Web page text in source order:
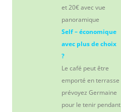
et 20€ avec vue
panoramique
Self –économique
avec plus de choix
?
Le café peut être
emporté en terrasse
prévoyez Germaine
pour le tenir pendant